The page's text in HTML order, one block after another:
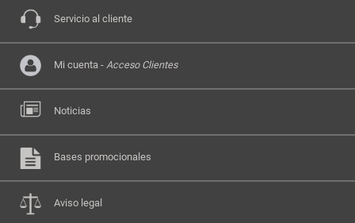
Servicio al cliente
Mi cuenta - Acceso Clientes
Noticias
Bases promocionales
Aviso legal